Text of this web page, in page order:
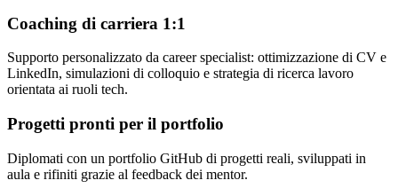
Coaching di carriera 1:1
Supporto personalizzato da career specialist: ottimizzazione di CV e
LinkedIn, simulazioni di colloquio e strategia di ricerca lavoro
orientata ai ruoli tech.
Progetti pronti per il portfolio
Diplomati con un portfolio GitHub di progetti reali, sviluppati in
aula e rifiniti grazie al feedback dei mentor.